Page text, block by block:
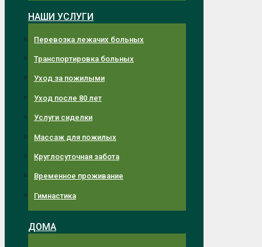
НАШИ УСЛУГИ
Перевозка лежачих больных
Транспортировка больных
Уход за пожилыми
Уход после 80 лет
Услуги сиделки
Массаж для пожилых
Круглосуточная забота
Временное проживание
Гимнастика
ДОМА